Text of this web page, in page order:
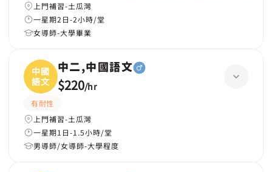
上門補習-土瓜灣
一星期2日-2小時/堂
女導師-大學畢業
中國
語文
中二,中國語文
$220/hr
有耐性
上門補習-土瓜灣
一星期1日-1.5小時/堂
男導師/女導師-大學程度